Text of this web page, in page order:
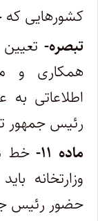
کشورهایی که
تبصره-
همکاری و
اطلاعاتی
رئیس‌ جمهور
ماده ۱۱-
خط
وزارتخانه
حضور رئیس